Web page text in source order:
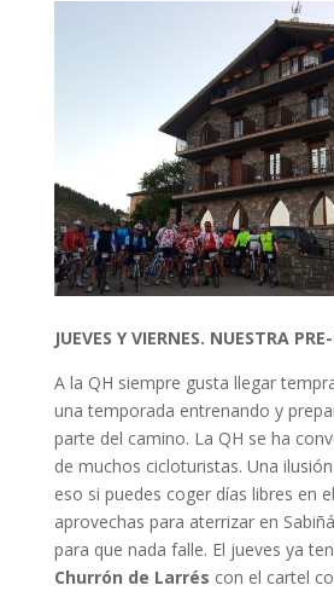
JUEVES Y VIERNES. NUESTRA
A la QH siempre gusta llegar
una temporada entrenando y
parte del camino. La QH se ha
de muchos cicloturistas. Una
eso si puedes coger días libres en
aprovechas para aterrizar en
para que nada falle. El jueves ya
Churrón de Larrés con el cartel